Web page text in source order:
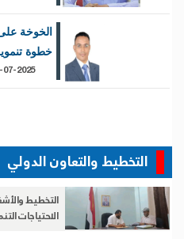
الخوخة
خطوة
التخطيط والتعاون الدولي
التخطيط
الاحتياجات